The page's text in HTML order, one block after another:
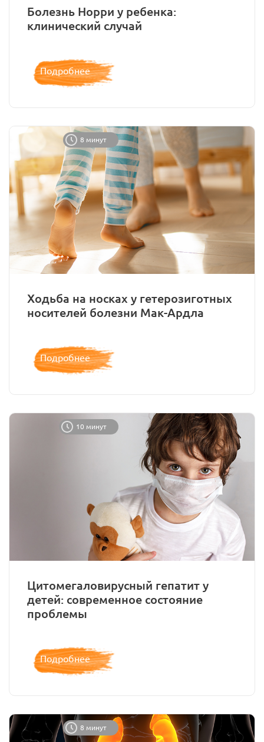
Болезнь Норри у ребенка:
клинический случай
Подробнее
8 минут
Ходьба на носках у гетерозиготных
носителей болезни Мак-Ардла
Подробнее
10 минут
Цитомегаловирусный гепатит у
детей: современное состояние
проблемы
Подробнее
8 минут